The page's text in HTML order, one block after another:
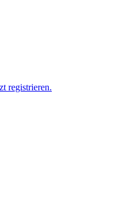
registrieren.